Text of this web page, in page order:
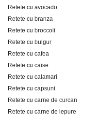
Retete cu avocado
Retete cu branza
Retete cu broccoli
Retete cu bulgur
Retete cu cafea
Retete cu caise
Retete cu calamari
Retete cu capsuni
Retete cu carne de curcan
Retete cu carne de iepure